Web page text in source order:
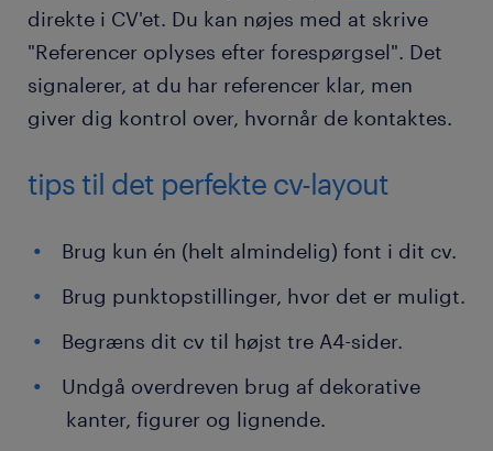
direkte i CV'et. Du kan nøjes med at skrive
"Referencer oplyses efter forespørgsel". Det
signalerer, at du har referencer klar, men
giver dig kontrol over, hvornår de kontaktes.
tips til det perfekte cv-layout
Brug kun én (helt almindelig) font i dit cv.
Brug punktopstillinger, hvor det er muligt.
Begræns dit cv til højst tre A4-sider.
Undgå overdreven brug af dekorative
kanter, figurer og lignende.